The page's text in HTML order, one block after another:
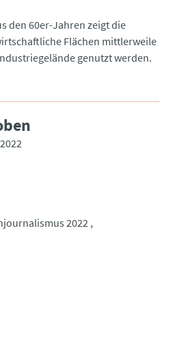
den 60er-Jahren zeigt die
Flächen mittlerweile
genutzt werden.
2022